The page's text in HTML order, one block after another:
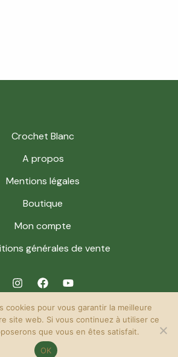
Crochet Blanc
A propos
Mentions légales
Boutique
Mon compte
générales de vente
Blanc. Powered by Crochet Blanc.
cookies pour vous garantir la meilleure
site web. Si vous continuez à utiliser ce
que vous en êtes satisfait.
OK